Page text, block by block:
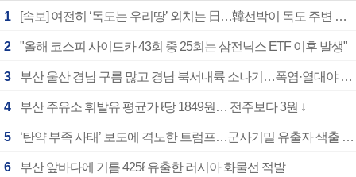
1 [속보] 여전히 ‘독도는 우리땅’ 외치는 日…韓선박이 독도 주변 해양조사 활동하자 반발
2 "올해 코스피 사이드카 43회 중 25회는 삼전닉스 ETF 이후 발생"
3 부산 울산 경남 구름 많고 경남 북서내륙 소나기…폭염·열대야 계속
4 부산 주유소 휘발유 평균가 ℓ당 1849원… 전주보다 3원 ↓
5 ‘탄약 부족 사태’ 보도에 격노한 트럼프…군사기밀 유출자 색출 지시
6 부산 앞바다에 기름 425ℓ 유출한 러시아 화물선 적발